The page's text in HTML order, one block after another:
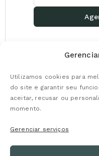
Utilizamos cookies para
do site e garantir seu
aceitar, recusar ou
momento.
Gerenciar serviços
Marcia Schenatto
para